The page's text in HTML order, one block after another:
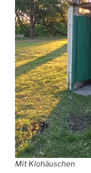
Mit Klohäuschen